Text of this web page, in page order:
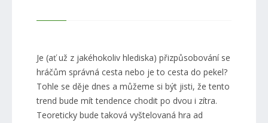
Je (ať už z jakéhokoliv hlediska) přizpůsobování se
hráčům správná cesta nebo je to cesta do pekel?
Tohle se děje dnes a můžeme si být jisti, že tento
trend bude mít tendence chodit po dvou i zítra.
Teoreticky bude taková vyštelovaná hra ad